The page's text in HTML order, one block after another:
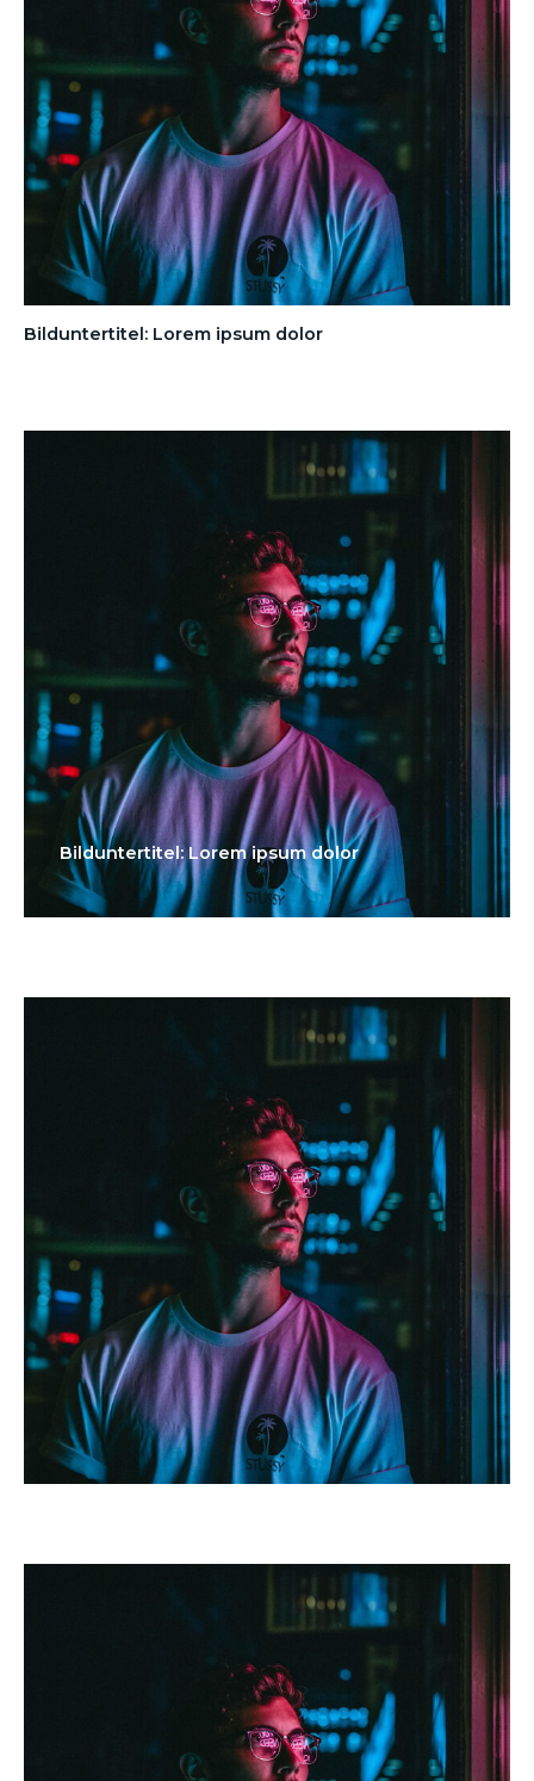
Bilduntertitel: Lorem ipsum dolor
Bilduntertitel: Lorem ipsum dolor